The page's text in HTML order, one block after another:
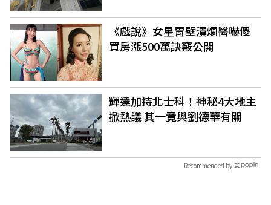
《戲說》女星胃壁潰爛醫嚇傻
買房漲500萬訣竅公開
輝達加持北士科！神秘4大地主
掀熱議 其一竟與劉德華有關
Recommended by